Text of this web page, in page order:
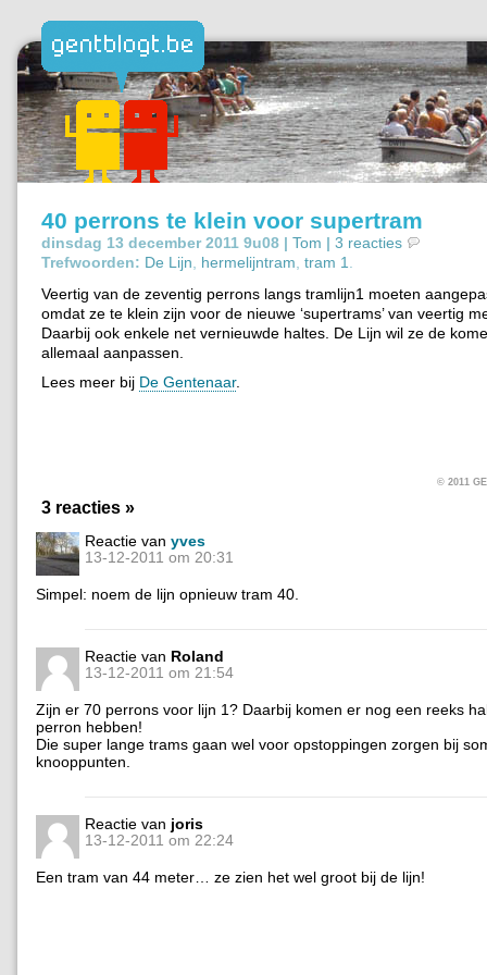
40 perrons te klein voor supertram
dinsdag 13 december 2011 9u08 | Tom | 3 reacties
Trefwoorden: De Lijn hermelijntram tram 1
Veertig van de zeventig perrons langs tramlijn1 moeten
omdat ze te klein zijn voor de nieuwe ‘supertrams’ van veertig
Daarbij ook enkele net vernieuwde haltes. De Lijn wil ze de
allemaal aanpassen.
Lees meer bij De Gentenaar.
© 2011
3 reacties »
Reactie van yves
13-12-2011 om 20:31
Simpel: noem de lijn opnieuw tram 40.
Reactie van Roland
13-12-2011 om 21:54
Zijn er 70 perrons voor lijn 1? Daarbij komen er nog een reeks
perron hebben!
Die super lange trams gaan wel voor opstoppingen zorgen bij
knooppunten.
Reactie van joris
13-12-2011 om 22:24
Een tram van 44 meter… ze zien het wel groot bij de lijn!